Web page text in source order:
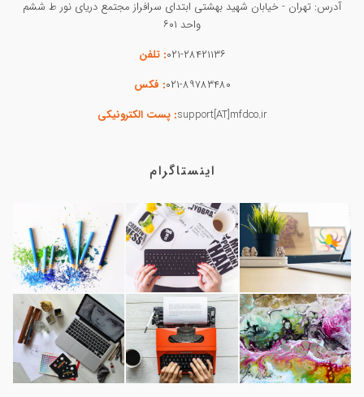
آدرس: تهران - خیابان شهید بهشتی ابتدای سرافراز مجتمع دریای نور ط ششم
واحد ۶۰۱
۰۲۱-۲۸۴۲۱۱۳۶: تلفن
۰۲۱-۸۹۷۸۳۴۸۰: فکس
support[AT]mfdco.ir: پست الکترونیکی
اینستاگرام